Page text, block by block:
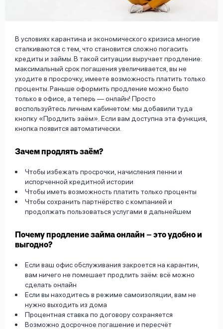
В условиях карантина и экономического кризиса многие
сталкиваются с тем, что становится сложно погасить
кредиты и займы. В такой ситуации выручает продление:
максимальный срок погашения увеличивается, вы не
уходите в просрочку, имеете возможность платить только
проценты. Раньше оформить продление можно было
только в офисе, а теперь — онлайн! Просто
воспользуйтесь личным кабинетом: мы добавили туда
кнопку «Продлить заём». Если вам доступна эта функция,
кнопка появится автоматически.
Зачем продлять заём?
Чтобы избежать просрочки, начисления пенни и
испорченной кредитной истории
Чтобы иметь возможность платить только проценты
Чтобы сохранить партнёрство с компанией и
продолжать пользоваться услугами в дальнейшем
Почему продление займа онлайн – это удобно и
выгодно?
Если ваш офис обслуживания закроется на карантин,
вам ничего не помешает продлить заём: всё можно
сделать онлайн
Если вы находитесь в режиме самоизоляции, вам не
нужно выходить из дома
Процентная ставка по договору сохраняется
Возможно досрочное погашение и пересчёт
Оформить заявку
Войти под другим номером
Ответы
на
вопросы